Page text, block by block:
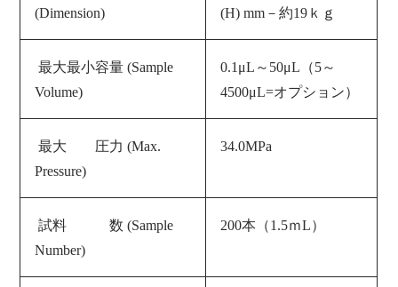
(Dimension)
(H) mm－約19ｋｇ
最大最小容量 (Sample
Volume)
0.1μL～50μL（5～
4500μL=オプション）
最大 圧力 (Max.
Pressure)
34.0MPa
試料 数 (Sample
Number)
200本（1.5ｍL）